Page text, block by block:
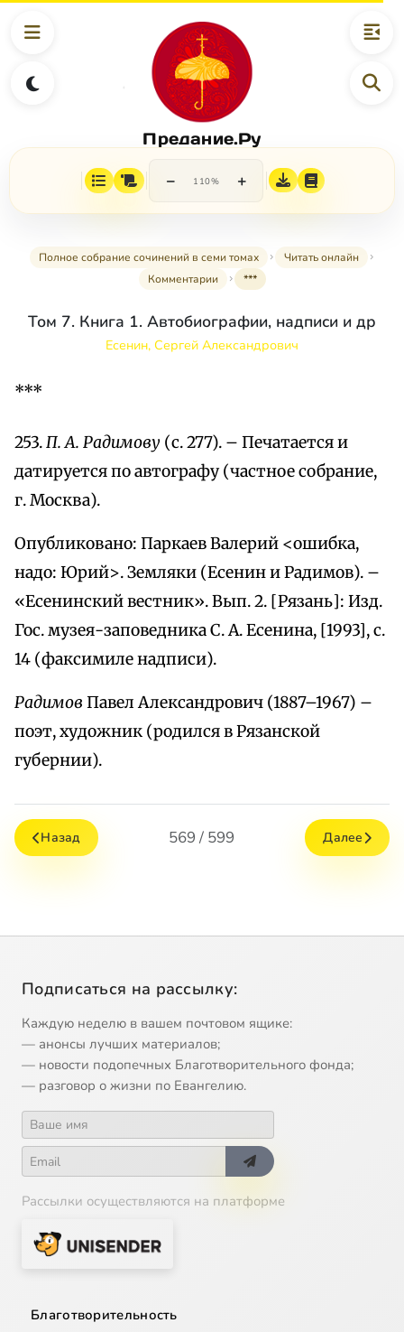
Предание.Ру
− 110% +
Полное собрание сочинений в семи томах
Читать онлайн
Комментарии
***
Том 7. Книга 1. Автобиографии, надписи и др
Есенин, Сергей Александрович
***
253.П. А. Радимову (с. 277). – Печатается и
датируется по автографу (частное собрание,
г. Москва).
Опубликовано: Паркаев Валерий <ошибка,
надо: Юрий>. Земляки (Есенин и Радимов). –
«Есенинский вестник». Вып. 2. [Рязань]: Изд.
Гос. музея-заповедника С. А. Есенина, [1993], с.
14 (факсимиле надписи).
Радимов Павел Александрович (1887–1967) –
поэт, художник (родился в Рязанской
губернии).
Назад 569 / 599 Далее
Подписаться на рассылку:
Каждую неделю в вашем почтовом ящике:
— анонсы лучших материалов;
— новости подопечных Благотворительного фонда;
— разговор о жизни по Евангелию.
Рассылки осуществляются на платформе
Благотворительность